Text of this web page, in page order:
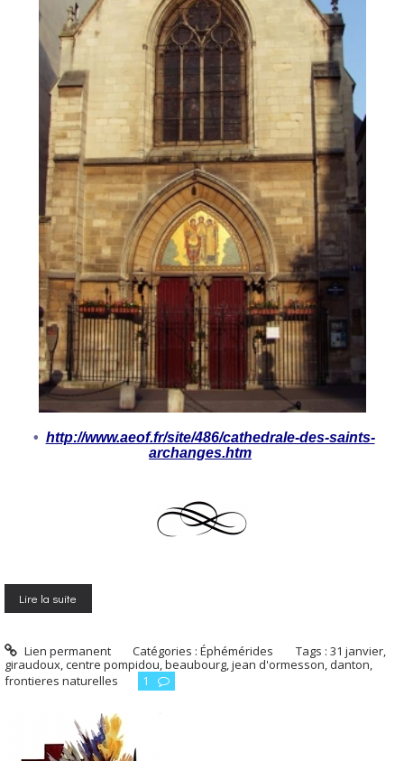
• http://www.aeof.fr/site/486/cathedrale-des-saints-
archanges.htm
Lire la suite
Lien permanent Catégories :Éphémérides Tags :31 janvier,
giraudoux,centre pompidou,beaubourg,jean d'ormesson, danton,
frontieres naturelles
1